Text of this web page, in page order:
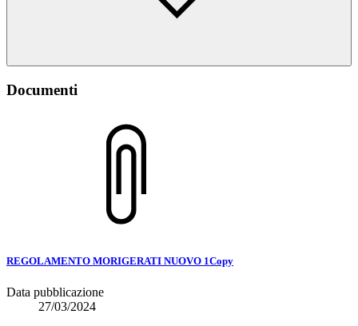
Documenti
REGOLAMENTO MORIGERATI NUOVO 1Copy
Data pubblicazione
27/03/2024